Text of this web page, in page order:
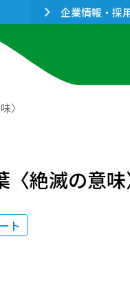
企業情報・採
〉
絶滅の意味
ト